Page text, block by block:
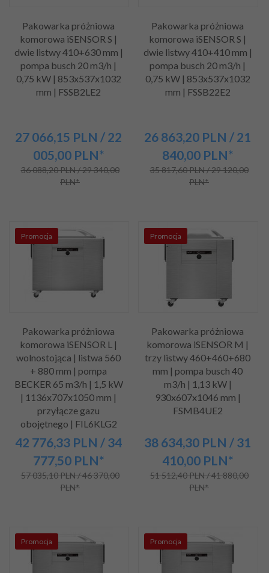
Pakowarka próżniowa
komorowa iSENSOR S |
dwie listwy 410+630 mm |
pompa busch 20 m3/h |
0,75 kW | 853x537x1032
mm | FSSB2LE2
27 066,15 PLN / 22
005,00 PLN*
36 088,20 PLN / 29 340,00
PLN*
Pakowarka próżniowa
komorowa iSENSOR S |
dwie listwy 410+410 mm |
pompa busch 20 m3/h |
0,75 kW | 853x537x1032
mm | FSSB22E2
26 863,20 PLN / 21
840,00 PLN*
35 817,60 PLN / 29 120,00
PLN*
Promocja
Pakowarka próżniowa
komorowa iSENSOR L |
wolnostojąca | listwa 560
+ 880 mm | pompa
BECKER 65 m3/h | 1,5 kW
| 1136x707x1050 mm |
przyłącze gazu
obojętnego | FIL6KLG2
42 776,33 PLN / 34
777,50 PLN*
57 035,10 PLN / 46 370,00
PLN*
Promocja
Pakowarka próżniowa
komorowa iSENSOR M |
trzy listwy 460+460+680
mm | pompa busch 40
m3/h | 1,13 kW |
930x607x1046 mm |
FSMB4UE2
38 634,30 PLN / 31
410,00 PLN*
51 512,40 PLN / 41 880,00
PLN*
Promocja Promocja